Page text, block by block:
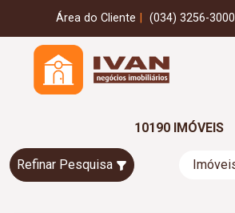
Área do Cliente (034) 3256-3000
10190 IMÓVEIS
Refinar Pesquisa